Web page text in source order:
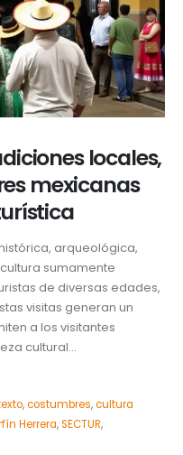
locales,
mexicanas
arqueológica,
sumamente
de diversas edades,
visitas generan un
a los visitantes
cultural...
,costumbres,cultura
Herrera,SECTUR,